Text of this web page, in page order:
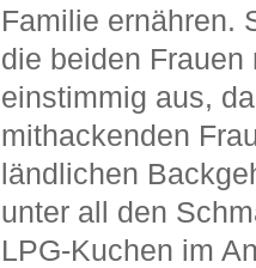
Familie ernähren.
die beiden
einstimmig aus,
mithackenden
ländlichen
unter all den
LPG-Kuchen im